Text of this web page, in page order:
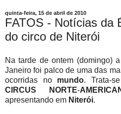
quinta-feira, 15 de abril de 2010
FATOS - Notícias da
do circo de Niterói
Na tarde de ontem (domingo)
Janeiro foi palco de uma das
ocorridas no mundo. Trata-
CIRCUS NORTE-
apresentando em Niterói.